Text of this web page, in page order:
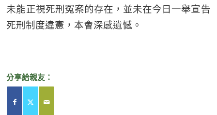
未能正視死刑冤案的存在，並未在今日一舉宣告
死刑制度違憲，本會深感遺憾。
分享給親友：